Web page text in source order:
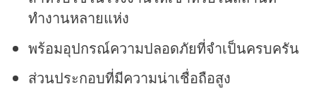
ทำงานหลายแห่ง
พร้อมอุปกรณ์ความปลอดภัยที่จำเป็นครบครัน
ส่วนประกอบที่มีความน่าเชื่อถือสูง